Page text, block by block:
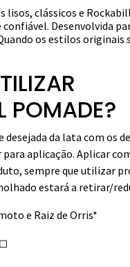
lisos, clássicos e
confiável. Desenvolvida
os estilos originais
POMADE?
da lata com os
aplicação. Aplicar
sempre que utilizar
estará a retirar/
e Raiz de Orris*